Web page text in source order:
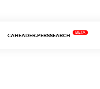
CAHEADER.PERSSEARCH
BETA